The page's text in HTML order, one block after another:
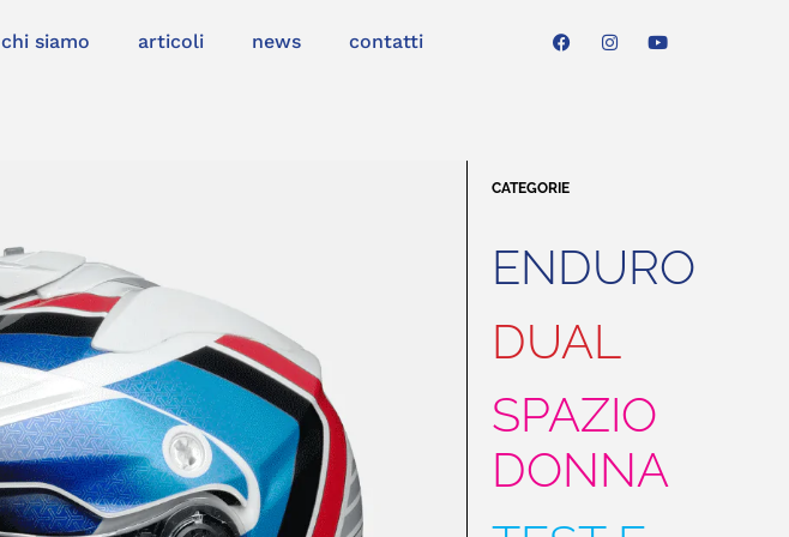
chi siamo articoli news contatti
CATEGORIE
ENDURO
DUAL
SPAZIO
DONNA